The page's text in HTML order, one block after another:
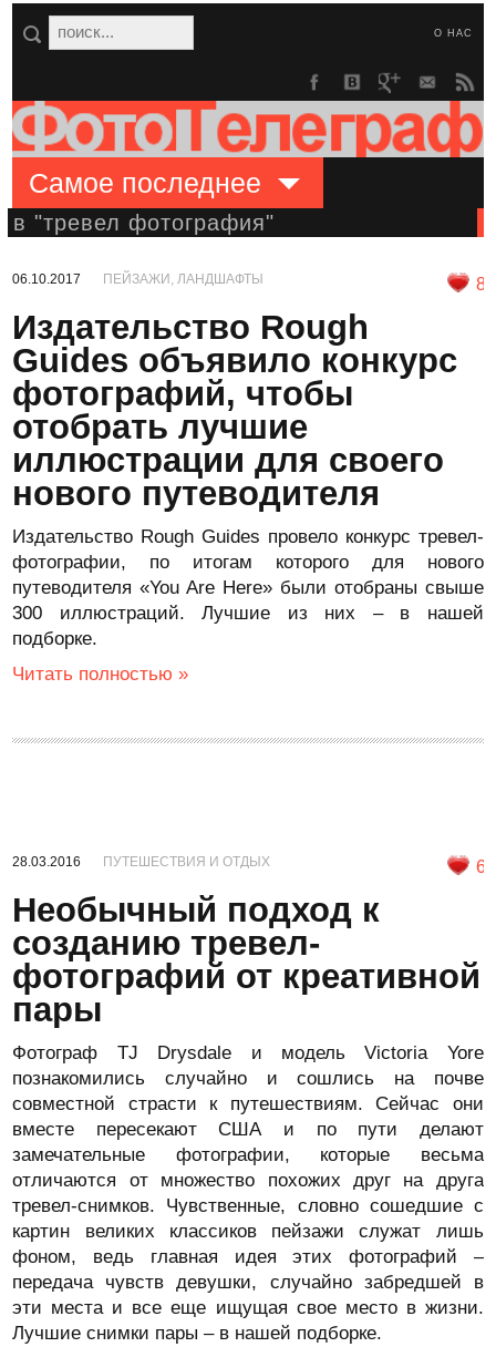
О НАС
Самое последнее
в "тревел фотография"
06.10.2017 ПЕЙЗАЖИ, ЛАНДШАФТЫ 8
Издательство Rough
Guides объявило конкурс
фотографий, чтобы
отобрать лучшие
иллюстрации для своего
нового путеводителя
Издательство Rough Guides провело конкурс тревел-
фотографии, по итогам которого для нового
путеводителя «You Are Here» были отобраны свыше
300 иллюстраций. Лучшие из них – в нашей
подборке.
Читать полностью »
28.03.2016 ПУТЕШЕСТВИЯ И ОТДЫХ 6
Необычный подход к
созданию тревел-
фотографий от креативной
пары
Фотограф TJ Drysdale и модель Victoria Yore
познакомились случайно и сошлись на почве
совместной страсти к путешествиям. Сейчас они
вместе пересекают США и по пути делают
замечательные фотографии, которые весьма
отличаются от множество похожих друг на друга
тревел-снимков. Чувственные, словно сошедшие с
картин великих классиков пейзажи служат лишь
фоном, ведь главная идея этих фотографий –
передача чувств девушки, случайно забредшей в
эти места и все еще ищущая свое место в жизни.
Лучшие снимки пары – в нашей подборке.